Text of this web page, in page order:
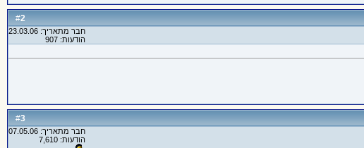
#
2
חבר מתאריך: 23.03.06
הודעות: 907
#
3
חבר מתאריך: 07.05.06
הודעות: 7,610